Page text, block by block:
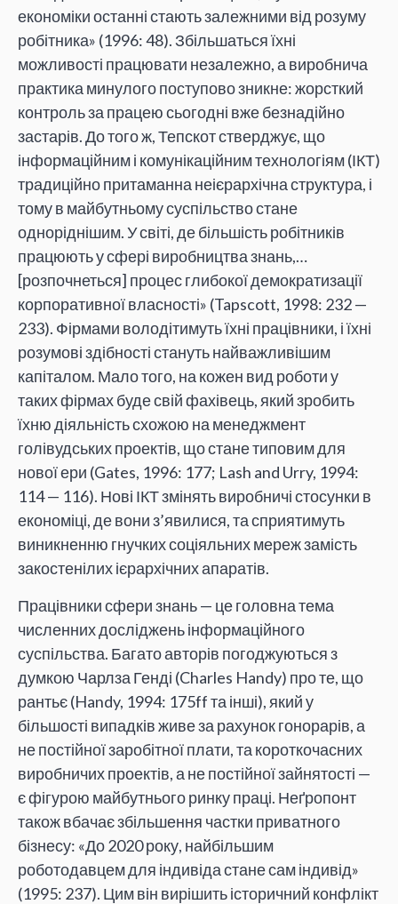
економіки останні стають залежними від розуму
робітника» (1996: 48). Збільшаться їхні
можливості працювати незалежно, а виробнича
практика минулого поступово зникне: жорсткий
контроль за працею сьогодні вже безнадійно
застарів. До того ж, Тепскот стверджує, що
інформаційним і комунікаційним технологіям (ІКТ)
традиційно притаманна неієрархічна структура, і
тому в майбутньому суспільство стане
одноріднішим. У світі, де більшість робітників
працюють у сфері виробництва знань,…
[розпочнеться] процес глибокої демократизації
корпоративної власності» (Tapscott, 1998: 232 —
233). Фірмами володітимуть їхні працівники, і їхні
розумові здібності стануть найважливішим
капіталом. Мало того, на кожен вид роботи у
таких фірмах буде свій фахівець, який зробить
їхню діяльність схожою на менеджмент
голівудських проектів, що стане типовим для
нової ери (Gates, 1996: 177; Lash and Urry, 1994:
114 — 116). Нові ІКТ змінять виробничі стосунки в
економіці, де вони з’явилися, та сприятимуть
виникненню гнучких соціяльних мереж замість
закостенілих ієрархічних апаратів.
Працівники сфери знань — це головна тема
численних досліджень інформаційного
суспільства. Багато авторів погоджуються з
думкою Чарлза Генді (Charles Handy) про те, що
рантьє (Handy, 1994: 175ff та інші), який у
більшості випадків живе за рахунок гонорарів, а
не постійної заробітної плати, та короткочасних
виробничих проектів, а не постійної зайнятості —
є фігурою майбутнього ринку праці. Неґропонт
також вбачає збільшення частки приватного
бізнесу: «До 2020 року, найбільшим
роботодавцем для індивіда стане сам індивід»
(1995: 237). Цим він вирішить історичний конфлікт